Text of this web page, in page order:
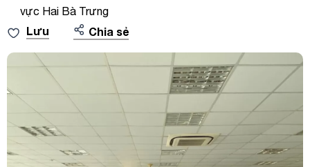
vực Hai Bà Trưng
Lưu Chia sẻ